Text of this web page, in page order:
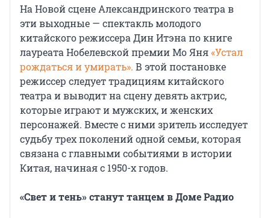
На Новой сцене Александринского театра в
эти выходные — спектакль молодого
китайского режиссера Дин Итэна по книге
лауреата Нобелевской премии Мо Яня«Устал
рождаться и умирать». В этой постановке
режиссер следует традициям китайского
театра и выводит на сцену девять актрис,
которые играют и мужских, и женских
персонажей. Вместе с ними зритель исследует
судьбу трех поколений одной семьи, которая
связана с главными событиями в истории
Китая, начиная с 1950-х годов.
«Свет и тень» станут танцем в Доме Радио